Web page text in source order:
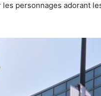
personnages adorant